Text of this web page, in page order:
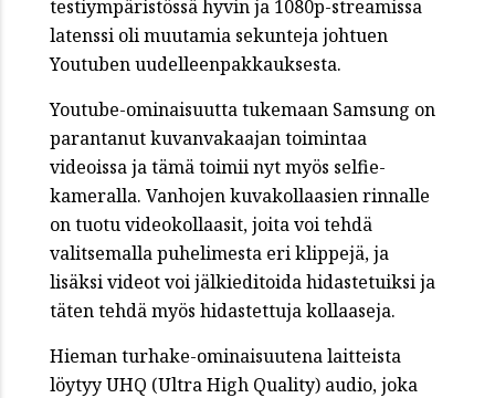
testiympäristössä hyvin ja 1080p-streamissa
latenssi oli muutamia sekunteja johtuen
Youtuben uudelleenpakkauksesta.
Youtube-ominaisuutta tukemaan Samsung on
parantanut kuvanvakaajan toimintaa
videoissa ja tämä toimii nyt myös selfie-
kameralla. Vanhojen kuvakollaasien rinnalle
on tuotu videokollaasit, joita voi tehdä
valitsemalla puhelimesta eri klippejä, ja
lisäksi videot voi jälkieditoida hidastetuiksi ja
täten tehdä myös hidastettuja kollaaseja.
Hieman turhake-ominaisuutena laitteista
löytyy UHQ (Ultra High Quality) audio, joka